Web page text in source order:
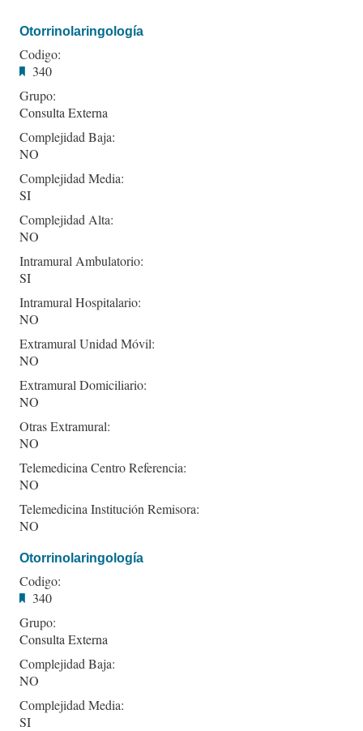
Otorrinolaringología
Codigo:
340
Grupo:
Consulta Externa
Complejidad Baja:
NO
Complejidad Media:
SI
Complejidad Alta:
NO
Intramural Ambulatorio:
SI
Intramural Hospitalario:
NO
Extramural Unidad Móvil:
NO
Extramural Domiciliario:
NO
Otras Extramural:
NO
Telemedicina Centro Referencia:
NO
Telemedicina Institución Remisora:
NO
Otorrinolaringología
Codigo:
340
Grupo:
Consulta Externa
Complejidad Baja:
NO
Complejidad Media:
SI